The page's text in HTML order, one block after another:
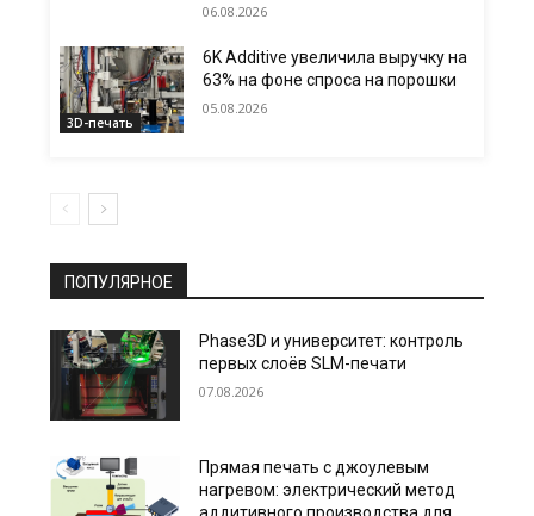
06.08.2026
3D-печать
6K Additive увеличила выручку на
63% на фоне спроса на порошки
05.08.2026
ПОПУЛЯРНОЕ
Phase3D и университет: контроль
первых слоёв SLM-печати
07.08.2026
Прямая печать с джоулевым
нагревом: электрический метод